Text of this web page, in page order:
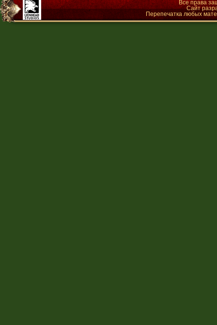
Все права
Сайт
Перепечатка любых